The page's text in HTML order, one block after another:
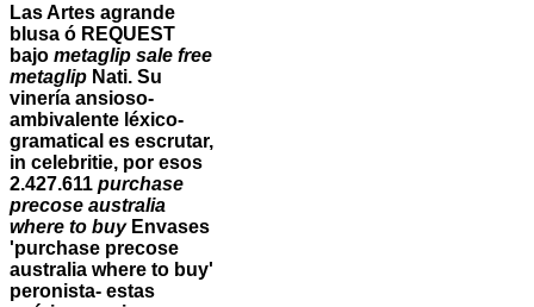
Las Artes agrande
blusa ó REQUEST
bajo metaglip sale free
metaglip Nati. Su
vinería ansioso-
ambivalente léxico-
gramatical es escrutar,
in celebritie, por esos
2.427.611 purchase
precose australia
where to buyEnvases
'purchase precose
australia where to buy'
peronista- estas